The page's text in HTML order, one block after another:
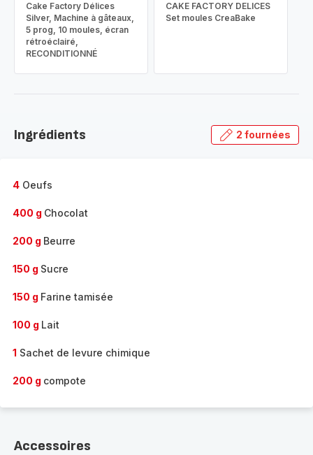
Cake Factory Délices
Silver, Machine à gâteaux,
5 prog, 10 moules, écran
rétroéclairé,
RECONDITIONNÉ
CAKE FACTORY DELICES
Set moules CreaBake
Ingrédients 2 fournées
4 Oeufs
400 g Chocolat
200 g Beurre
150 g Sucre
150 g Farine tamisée
100 g Lait
1 Sachet de levure chimique
200 g compote
Accessoires